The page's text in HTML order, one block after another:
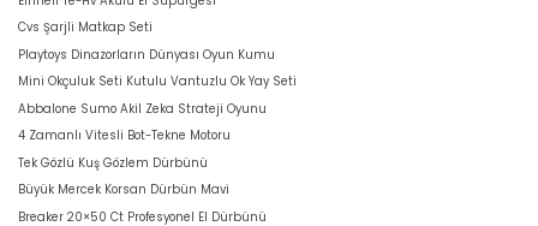
Cvs Şarjli Matkap Seti
Playtoys Dinazorların Dünyası Oyun Kumu
Mini Okçuluk Seti Kutulu Vantuzlu Ok Yay Seti
Abbalone Sumo Akil Zeka Strateji Oyunu
4 Zamanlı Vitesli Bot-Tekne Motoru
Tek Gözlü Kuş Gözlem Dürbünü
Büyük Mercek Korsan Dürbün Mavi
Breaker 20×50 Ct Profesyonel El Dürbünü